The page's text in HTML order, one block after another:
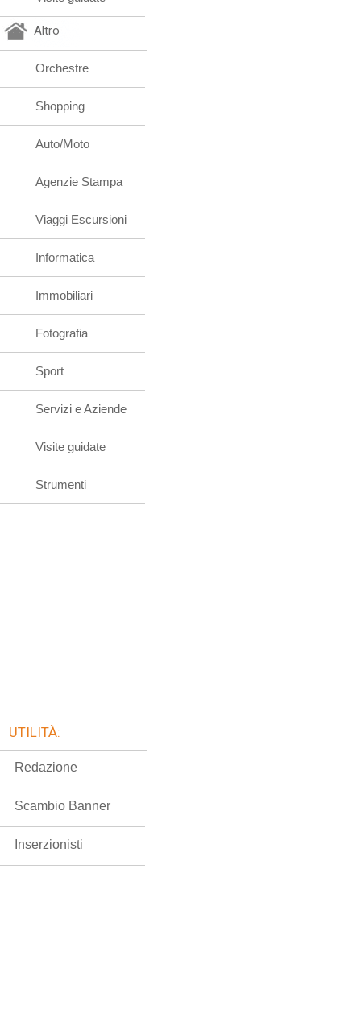
Altro
Orchestre
Shopping
Auto/Moto
Agenzie Stampa
Viaggi Escursioni
Informatica
Immobiliari
Fotografia
Sport
Servizi e Aziende
Visite guidate
Strumenti
UTILITÀ:
Redazione
Scambio Banner
Inserzionisti